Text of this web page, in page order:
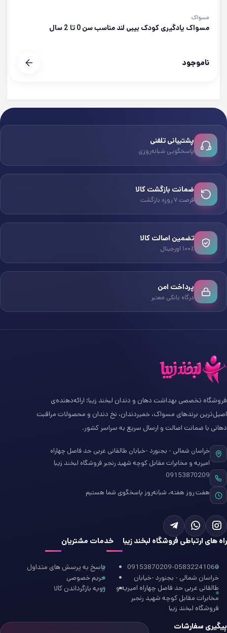
مسواک
مسواک یادگیری کودک بیبی لند مناسب سن 0 تا 2 سال
ناموجود
پشتیبانی تلفنی
پاسخگویی شبانه‌روزی
ضمانت بازگشت کالا
فرصت ۷ روزه بازگشت
تضمین اصالت کالا
۱۰۰٪ اورجینال
پرداخت امن
درگاه بانکی معتبر
فروشگاه تخصصی بهداشت دهان و دندان لبخند زیبا؛ ارائه‌دهنده‌ی
اصیل‌ترین برندهای مسواک، خمیردندان، نخ دندان و محصولات مراقبت
دهانی با ضمانت اصالت و ارسال سریع به سراسر کشور.
خراسان شمالی - بجنورد -خیابان طالقانی غربی حد فاصل چهاراه
امیریه و مخابرات مقابل کوچه شهید رنجبر فروشگاه لبخند زیبا
09153870209
هفت روز هفته، شبانه‌روز پاسخگوی شما هستیم
راه های ارتباطی فروشگاه لبخند زیبا
09153870209-05832241060
خراسان شمالی - بجنورد -خیابان
طالقانی غربی حد فاصل چهاراه امیریه و
مخابرات مقابل کوچه شهید رنجبر
فروشگاه لبخند زیبا
خدمات مشتریان
پاسخ به پرسش های متداول
حریم خصوصی
رویه بازگرداندن کالا
پیگیری سفارشات